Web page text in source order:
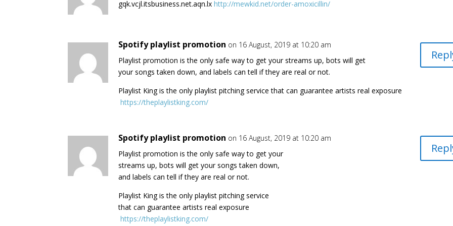
gqk.vcjl.itsbusiness.net.aqn.lxhttp://mewkid.net/order-amoxicillin/
Spotify playlist promotion on 16 August, 2019 at 10:20 am
Playlist promotion is the only safe way to get your streams up, bots will get
your songs taken down, and labels can tell if they are real or not.​
Playlist King is the only playlist pitching service that can guarantee artists real exposure
​https://theplaylistking.com/
Spotify playlist promotion on 16 August, 2019 at 10:20 am
Playlist promotion is the only safe way to get your
streams up, bots will get your songs taken down,
and labels can tell if they are real or not.​
Playlist King is the only playlist pitching service
that can guarantee artists real exposure
​https://theplaylistking.com/